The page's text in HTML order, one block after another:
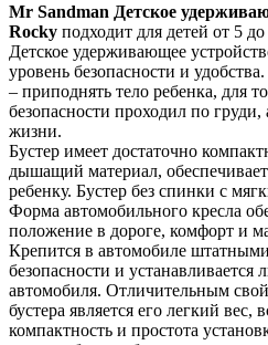
Mr Sandman Детское
Rocky подходит для детей от 5
Детское удерживающее
уровень безопасности и
– приподнять тело ребенка, для
безопасности проходил по
жизни.
Бустер имеет достаточно
дышащий материал,
ребенку. Бустер без спинки с
Форма автомобильного кресла
положение в дороге, комфорт и
Крепится в автомобиле
безопасности и
автомобиля. Отличительным
бустера является его легкий вес,
компактность и простота